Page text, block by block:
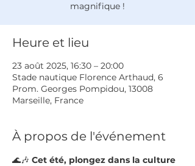
magnifique !
Heure et lieu
23 août 2025, 16:30 – 20:00
Stade nautique Florence Arthaud, 6
Prom. Georges Pompidou, 13008
Marseille, France
À propos de l'événement
🌊🎶 Cet été, plongez dans la culture